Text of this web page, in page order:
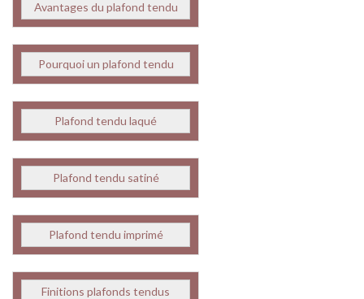
Avantages du plafond tendu
Pourquoi un plafond tendu
Plafond tendu laqué
Plafond tendu satiné
Plafond tendu imprimé
Finitions plafonds tendus